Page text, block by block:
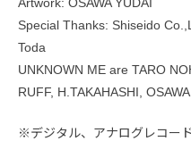
Special Thanks: Shiseido
Toda
UNKNOWN ME are TARO
RUFF, H.TAKAHASHI,
※デジタル、アナログレコー